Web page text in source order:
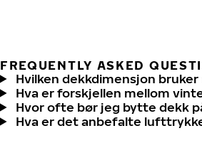
FREQUENTLY ASKED
Hvilken dekkdimensjon bruker
Hva er forskjellen mellom
Hvor ofte bør jeg bytte dekk
Hva er det anbefalte